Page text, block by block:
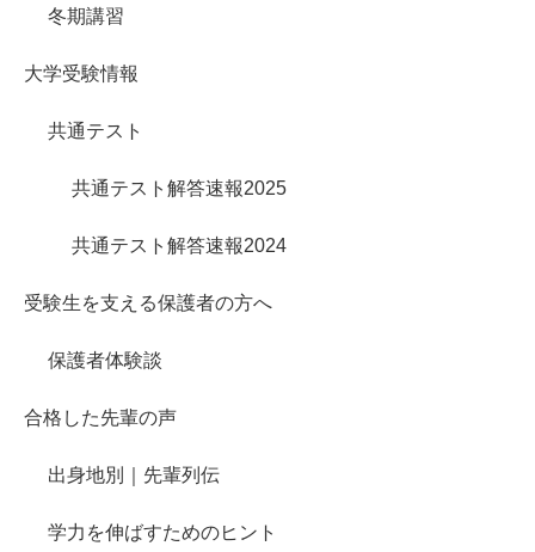
冬期講習
大学受験情報
共通テスト
共通テスト解答速報2025
共通テスト解答速報2024
受験生を支える保護者の方へ
保護者体験談
合格した先輩の声
出身地別｜先輩列伝
学力を伸ばすためのヒント